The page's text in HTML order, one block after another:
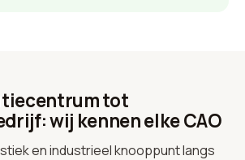
tot
wij kennen elke CAO
en industrieel knooppunt langs